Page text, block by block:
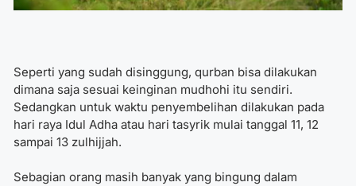
Seperti yang sudah disinggung, qurban bisa dilakukan
dimana saja sesuai keinginan mudhohi itu sendiri.
Sedangkan untuk waktu penyembelihan dilakukan pada
hari raya Idul Adha atau hari tasyrik mulai tanggal 11, 12
sampai 13 zulhijjah.
Sebagian orang masih banyak yang bingung dalam